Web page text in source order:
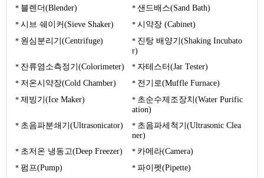
블렌더(Blender)
샌드배스(Sand Bath)
시브 쉐이커(Sieve Shaker)
시약장 (Cabinet)
원심분리기(Centrifuge)
진탕 배양기(Shaking Incubato
r)
잔류염소측정기(Colorimeter)
자테스터(Jar Tester)
저온시약장(Cold Chamber)
전기로(Muffle Furnace)
제빙기(Ice Maker)
초순수제조장치(Water Purific
ation)
초음파분쇄기(Ultrasonicator)
초음파세척기(Ultrasonic Clea
ner)
초저온 냉동고(Deep Freezer)
카메라(Camera)
펌프(Pump)
파이펫(Pipette)